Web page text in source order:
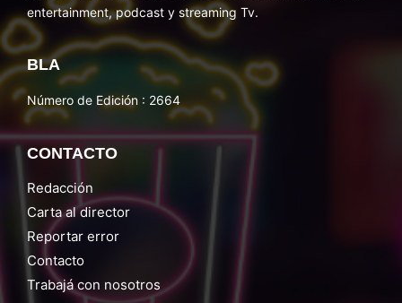
entertainment, podcast y streaming Tv.
BLA
Número de Edición : 2664
CONTACTO
Redacción
Carta al director
Reportar error
Contacto
Trabajá con nosotros